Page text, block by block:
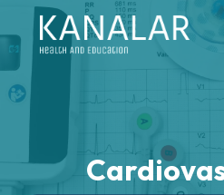
Skip to main content